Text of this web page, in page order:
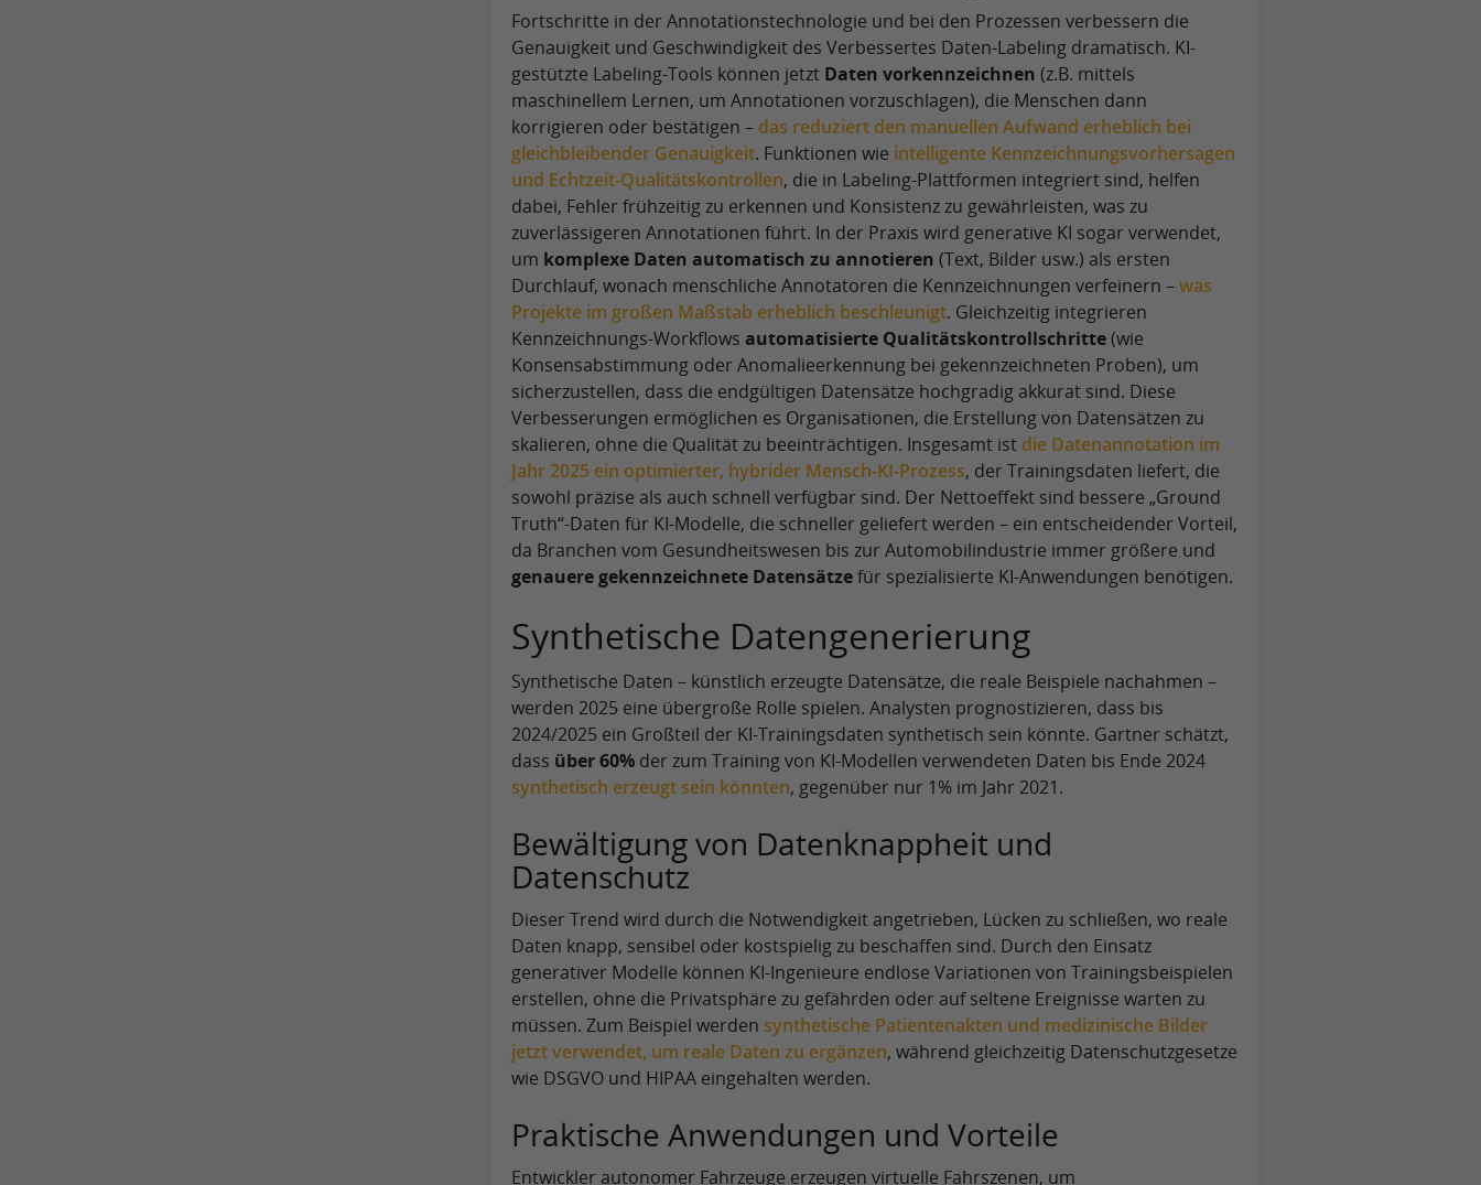
Fortschritte in der Annotationstechnologie und bei den Prozessen verbessern die
Genauigkeit und Geschwindigkeit des Verbessertes Daten-Labeling dramatisch. KI-
gestützte Labeling-Tools können jetzt Daten vorkennzeichnen (z.B. mittels
maschinellem Lernen, um Annotationen vorzuschlagen), die Menschen dann
korrigieren oder bestätigen – das reduziert den manuellen Aufwand erheblich bei
gleichbleibender Genauigkeit. Funktionen wie intelligente Kennzeichnungsvorhersagen
und Echtzeit-Qualitätskontrollen, die in Labeling-Plattformen integriert sind, helfen
dabei, Fehler frühzeitig zu erkennen und Konsistenz zu gewährleisten, was zu
zuverlässigeren Annotationen führt. In der Praxis wird generative KI sogar verwendet,
um komplexe Daten automatisch zu annotieren (Text, Bilder usw.) als ersten
Durchlauf, wonach menschliche Annotatoren die Kennzeichnungen verfeinern –was
Projekte im großen Maßstab erheblich beschleunigt. Gleichzeitig integrieren
Kennzeichnungs-Workflows automatisierte Qualitätskontrollschritte(wie
Konsensabstimmung oder Anomalieerkennung bei gekennzeichneten Proben), um
sicherzustellen, dass die endgültigen Datensätze hochgradig akkurat sind. Diese
Verbesserungen ermöglichen es Organisationen, die Erstellung von Datensätzen zu
skalieren, ohne die Qualität zu beeinträchtigen. Insgesamt ist die Datenannotation im
Jahr 2025 ein optimierter, hybrider Mensch-KI-Prozess, der Trainingsdaten liefert, die
sowohl präzise als auch schnell verfügbar sind. Der Nettoeffekt sind bessere „Ground
Truth“-Daten für KI-Modelle, die schneller geliefert werden – ein entscheidender Vorteil,
da Branchen vom Gesundheitswesen bis zur Automobilindustrie immer größere und
genauere gekennzeichnete Datensätzefür spezialisierte KI-Anwendungen benötigen.
Synthetische Datengenerierung
Synthetische Daten – künstlich erzeugte Datensätze, die reale Beispiele nachahmen –
werden 2025 eine übergroße Rolle spielen. Analysten prognostizieren, dass bis
2024/2025 ein Großteil der KI-Trainingsdaten synthetisch sein könnte. Gartner schätzt,
dass über 60%der zum Training von KI-Modellen verwendeten Daten bis Ende 2024
synthetisch erzeugt sein könnten, gegenüber nur 1% im Jahr 2021.
Bewältigung von Datenknappheit und
Datenschutz
Dieser Trend wird durch die Notwendigkeit angetrieben, Lücken zu schließen, wo reale
Daten knapp, sensibel oder kostspielig zu beschaffen sind. Durch den Einsatz
generativer Modelle können KI-Ingenieure endlose Variationen von Trainingsbeispielen
erstellen, ohne die Privatsphäre zu gefährden oder auf seltene Ereignisse warten zu
müssen. Zum Beispiel werden synthetische Patientenakten und medizinische Bilder
jetzt verwendet, um reale Daten zu ergänzen, während gleichzeitig Datenschutzgesetze
wie DSGVO und HIPAA eingehalten werden.
Praktische Anwendungen und Vorteile
Entwickler autonomer Fahrzeuge erzeugen virtuelle Fahrszenen, um